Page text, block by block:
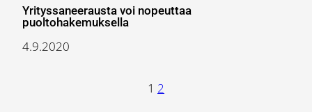
Yrityssaneerausta voi nopeuttaa
puoltohakemuksella
4.9.2020
1 2